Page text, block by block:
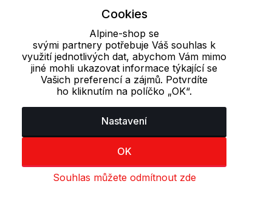
Offline
+420 530 334 493
Cookie - podrobné nastavení|Další informace|Ochrana osobních
Cookies
Alpine-shop se
svými partnery potřebuje Váš souhlas k
využití jednotlivých dat, abychom Vám mimo
jiné mohli ukazovat informace týkající se
Vašich preferencí a zájmů. Potvrdíte
ho kliknutím na políčko „OK“.
Nastavení
OK
Souhlas můžete odmítnout zde